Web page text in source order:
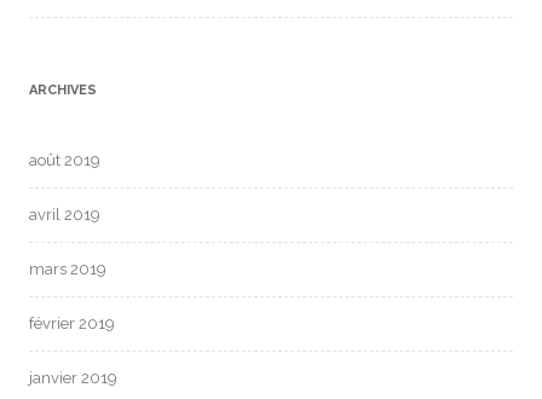
ARCHIVES
août 2019
avril 2019
mars 2019
février 2019
janvier 2019